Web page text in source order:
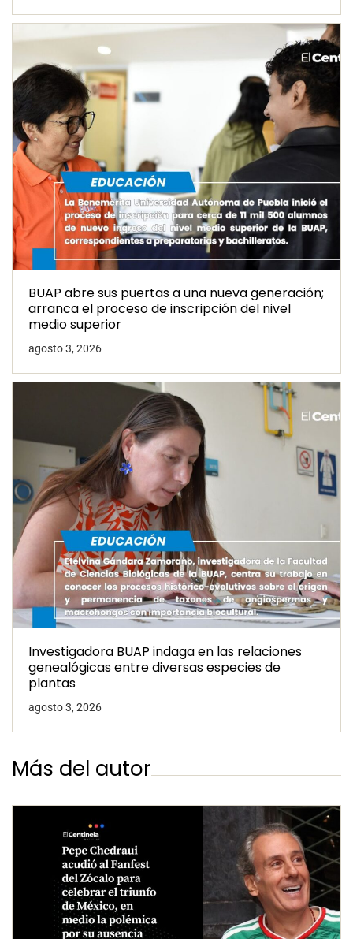
BUAP abre sus puertas a una nueva generación;
arranca el proceso de inscripción del nivel
medio superior
agosto 3, 2026
Investigadora BUAP indaga en las relaciones
genealógicas entre diversas especies de
plantas
agosto 3, 2026
Más del autor